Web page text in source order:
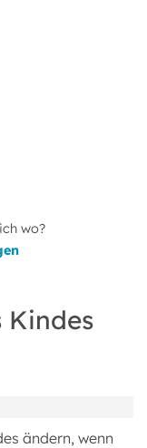
wo?
Kindes
ändern, wenn